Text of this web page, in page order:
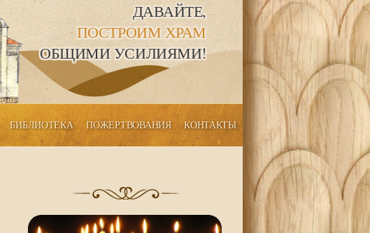
ДАВАЙТЕ,
ПОСТРОИМ ХРАМ
ОБЩИМИ УСИЛИЯМИ!
БИБЛИОТЕКА ПОЖЕРТВОВАНИЯ КОНТАКТЫ